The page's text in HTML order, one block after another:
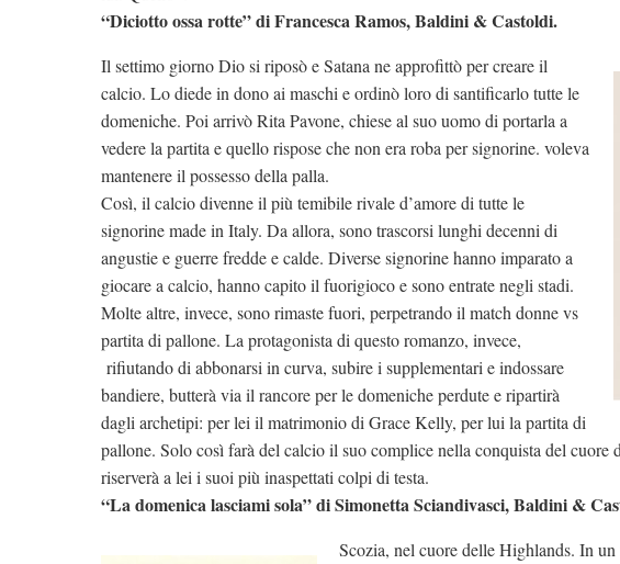
“Diciotto ossa rotte” di Francesca Ramos, Baldini & Castoldi.
Il settimo giorno Dio si riposò e Satana ne approfittò per creare il
calcio. Lo diede in dono ai maschi e ordinò loro di santificarlo tutte le
domeniche. Poi arrivò Rita Pavone, chiese al suo uomo di portarla a
vedere la partita e quello rispose che non era roba per signorine. voleva
mantenere il possesso della palla.
Così, il calcio divenne il più temibile rivale d’amore di tutte le
signorine made in Italy. Da allora, sono trascorsi lunghi decenni di
angustie e guerre fredde e calde. Diverse signorine hanno imparato a
giocare a calcio, hanno capito il fuorigioco e sono entrate negli stadi.
Molte altre, invece, sono rimaste fuori, perpetrando il match donne vs
partita di pallone. La protagonista di questo romanzo, invece,
rifiutando di abbonarsi in curva, subire i supplementari e indossare
bandiere, butterà via il rancore per le domeniche perdute e ripartirà
dagli archetipi: per lei il matrimonio di Grace Kelly, per lui la partita di
pallone. Solo così farà del calcio il suo complice nella conquista del cuore
riserverà a lei i suoi più inaspettati colpi di testa.
“La domenica lasciami sola” di Simonetta Sciandivasci, Baldini &
Scozia, nel cuore delle Highlands. In